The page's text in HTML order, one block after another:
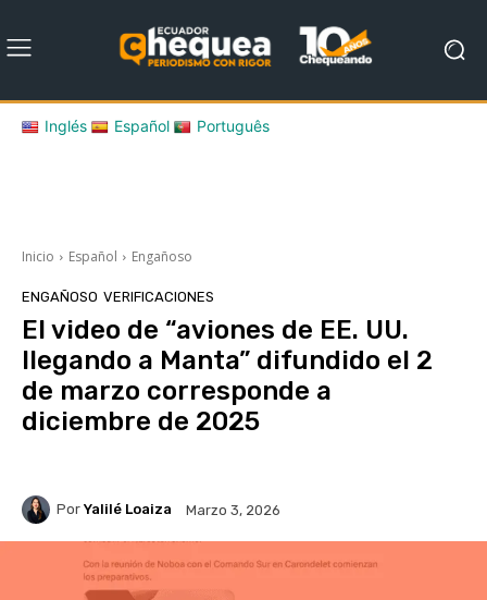
Inglés Español Português
Inicio Español Engañoso
ENGAÑOSO VERIFICACIONES
El video de “aviones de EE. UU.
llegando a Manta” difundido el 2
de marzo corresponde a
diciembre de 2025
Por Yalilé Loaiza Marzo 3, 2026